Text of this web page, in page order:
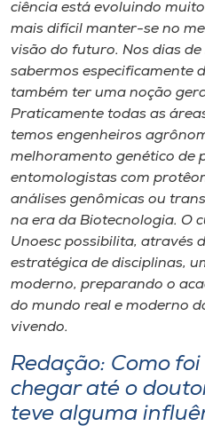
ciência está evoluindo
mais difícil manter-se no
visão do futuro. Nos dias
sabermos especificamente
também ter uma noção
Praticamente todas as
temos engenheiros
melhoramento genético de
entomologistas com
análises genômicas ou
na era da Biotecnologia. O
Unoesc possibilita, através
estratégica de disciplinas,
moderno, preparando o
do mundo real e moderno
vivendo.
Redação: Como
chegar até o
teve alguma